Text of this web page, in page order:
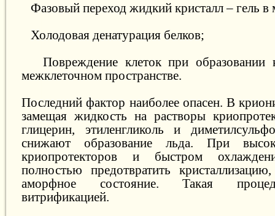
Фазовый переход жидкий кристалл – гель в
Холодовая денатурация белков;
Повреждение клеток при образовании
межклеточном пространстве.
Последний фактор наиболее опасен. В
замещая жидкость на растворы
глицерин, этиленгликоль и
снижают образование льда. При
криопротекторов и быстром
полностью предотвратить
аморфное состояние. Такая
витрификацией.